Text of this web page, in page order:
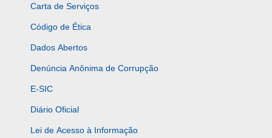
Carta de Serviços
Código de Ética
Dados Abertos
Denúncia Anônima de Corrupção
E-SIC
Diário Oficial
Lei de Acesso à Informação